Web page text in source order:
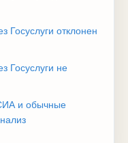
Госуслуги отклонен
Госуслуги не
и обычные